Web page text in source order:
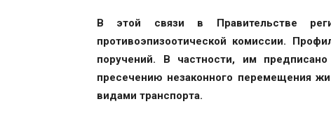
В этой связи в Правительстве
противоэпизоотической комиссии.
поручений. В частности, им
пресечению незаконного перемещения
видами транспорта.